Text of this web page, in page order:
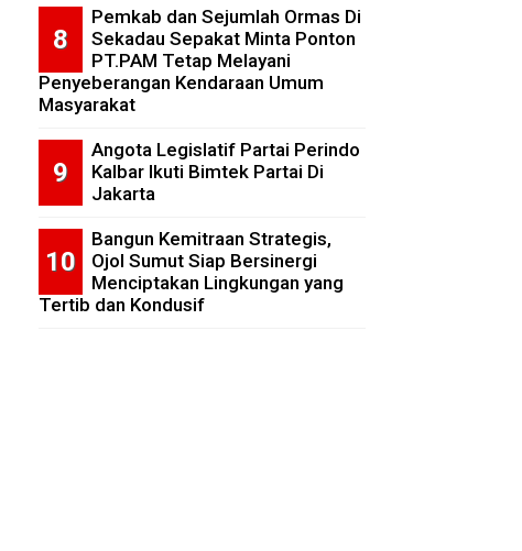
Pemkab dan Sejumlah Ormas Di
Sekadau Sepakat Minta Ponton
PT.PAM Tetap Melayani
Penyeberangan Kendaraan Umum
Masyarakat
Angota Legislatif Partai Perindo
Kalbar Ikuti Bimtek Partai Di
Jakarta
Bangun Kemitraan Strategis,
Ojol Sumut Siap Bersinergi
Menciptakan Lingkungan yang
Tertib dan Kondusif